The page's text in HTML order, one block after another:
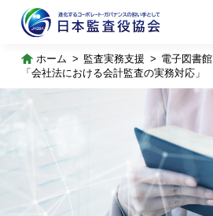
ホーム 監査実務支援
電子図書館
「会社法における会計監査の実務対応」